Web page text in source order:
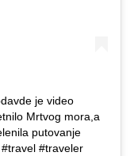
je video
Mrtvog mora,a
putovanje
#traveler